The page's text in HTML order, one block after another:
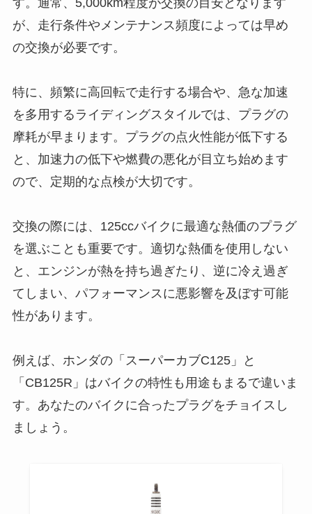
す。通常、5,000km程度が交換の目安となります
が、走行条件やメンテナンス頻度によっては早め
の交換が必要です。
特に、頻繁に高回転で走行する場合や、急な加速
を多用するライディングスタイルでは、プラグの
摩耗が早まります。プラグの点火性能が低下する
と、加速力の低下や燃費の悪化が目立ち始めます
ので、定期的な点検が大切です。
交換の際には、125ccバイクに最適な熱価のプラグ
を選ぶことも重要です。適切な熱価を使用しない
と、エンジンが熱を持ち過ぎたり、逆に冷え過ぎ
てしまい、パフォーマンスに悪影響を及ぼす可能
性があります。
例えば、ホンダの「スーパーカブC125」と
「CB125R」はバイクの特性も用途もまるで違いま
す。あなたのバイクに合ったプラグをチョイスし
ましょう。